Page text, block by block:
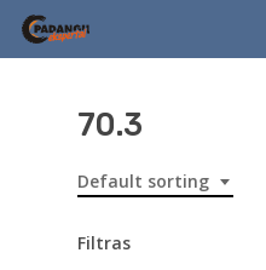
Skip
70.3
Default sorting
Filtras